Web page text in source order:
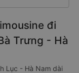
đi
Trưng - Hà
Lục - Hà Nam dài